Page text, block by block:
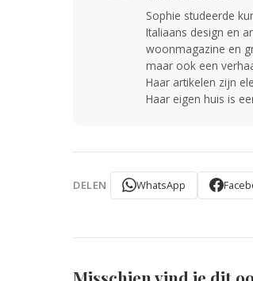
Sophie studeerde
Italiaans design en
woonmagazine en
maar ook een
Haar artikelen zijn
Haar eigen huis is
DELEN WhatsApp